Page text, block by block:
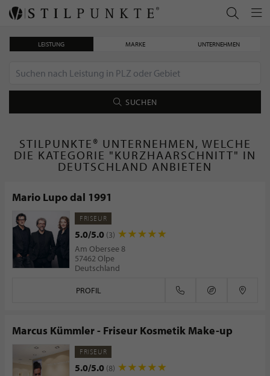
LEISTUNG MARKE UNTERNEHMEN
SUCHEN
STILPUNKTE® UNTERNEHMEN, WELCHE
DIE KATEGORIE "KURZHAARSCHNITT" IN
DEUTSCHLAND ANBIETEN
Mario Lupo dal 1991
FRISEUR
5.0/5.0 (3)
Am Obersee 8
57462 Olpe
Deutschland
PROFIL
Marcus Kümmler - Friseur Kosmetik Make-up
FRISEUR
5.0/5.0 (8)